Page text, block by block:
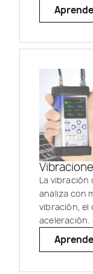
La vibración
analiza con
vibración, el
aceleración.